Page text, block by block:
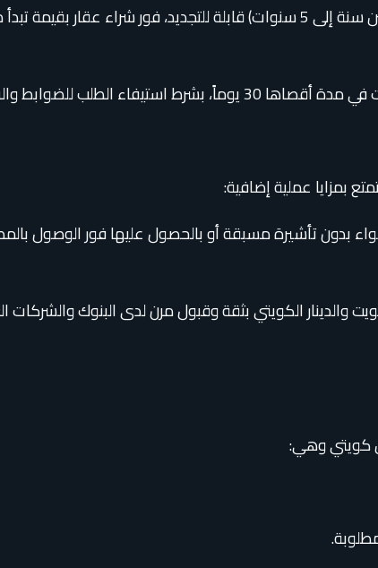
والرفع المساحي الرقمي.
بدون تأشيرة مسبقة أو بالحصول عليها فور الوصول
والدينار الكويتي بثقة وقبول مرن لدى البنوك
كويتي وهي: